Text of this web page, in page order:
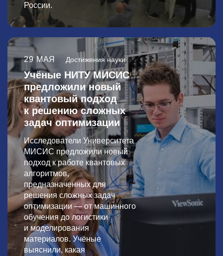
России.
29 МАЯ Достижения науки
Учёные НИТУ МИСИС
предложили новый
квантовый подход
к решению сложных
задач оптимизации
Исследователи Университета
МИСИС предложили новый
подход к работе квантовых
алгоритмов,
предназначенных для
решения сложных задач
оптимизации — от машинного
обучения до логистики
и моделирования
материалов. Учёные
выяснили, какая